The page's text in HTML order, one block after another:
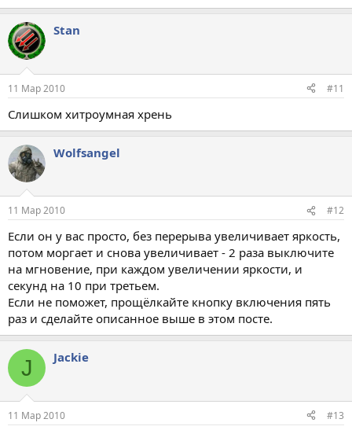
Stan
11 Мар 2010 #11
Слишком хитроумная хрень
Wolfsangel
11 Мар 2010 #12
Если он у вас просто, без перерыва увеличивает яркость,
потом моргает и снова увеличивает - 2 раза выключите
на мгновение, при каждом увеличении яркости, и
секунд на 10 при третьем.
Если не поможет, прощёлкайте кнопку включения пять
раз и сделайте описанное выше в этом посте.
J Jackie
11 Мар 2010 #13